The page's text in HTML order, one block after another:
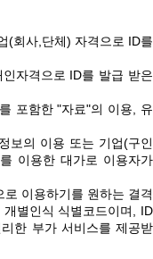
(회사,단체) 자격으로 ID를
자격으로 ID를 발급 받은
포함한 "자료"의 이용, 유
보의 이용 또는 기업(구인
이용한 대가로 이용자가
이용하기를 원하는 결격
별인식 식별코드이며, ID
한 부가 서비스를 제공받